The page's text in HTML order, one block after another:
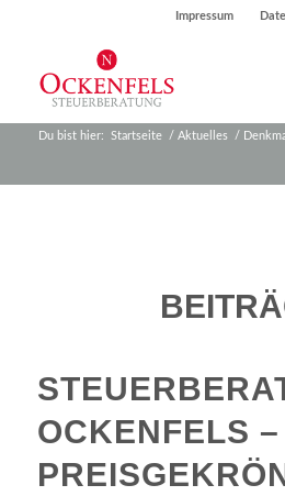
Impressum
Du bist hier: Startseite / Aktuelles /
OCKENFELS –